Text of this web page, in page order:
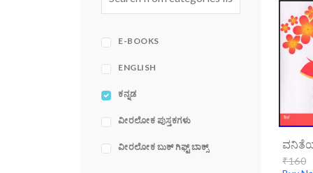
ACE
ADAMS MEDIA
E-BOOKS
ENGLISH
ಕನ್ನಡ
ವೀರಲೋಕ ಪುಸ್ತಕಗಳು
ವೀರಲೋಕ ಬುಕ್ ಗಿಫ್ಟ್ ಬಾಕ್ಸ್
₹160